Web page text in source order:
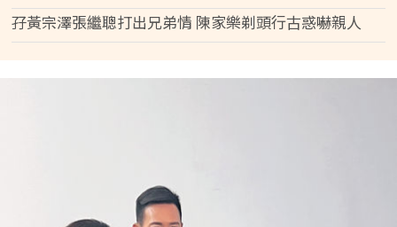
孖黃宗澤張繼聰打出兄弟情 陳家樂剃頭行古惑嚇親人